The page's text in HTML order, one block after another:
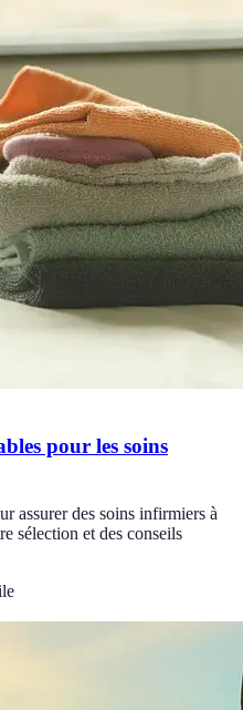
pour les soins
assurer des soins infirmiers à
sélection et des conseils